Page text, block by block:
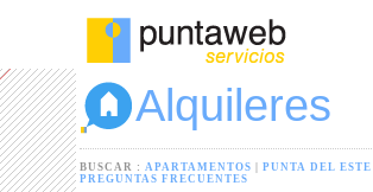
Alquileres
BUSCAR :APARTAMENTOS |PUNTA DEL ESTE
PREGUNTAS FRECUENTES